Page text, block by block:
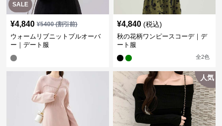
SALE
¥4,840 ¥5400(割引前)
ウォームリブニットプルオーバ
ー｜デート服
¥4,840 (税込)
秋の花柄ワンピースコーデ｜デ
ート服
全2色
人気